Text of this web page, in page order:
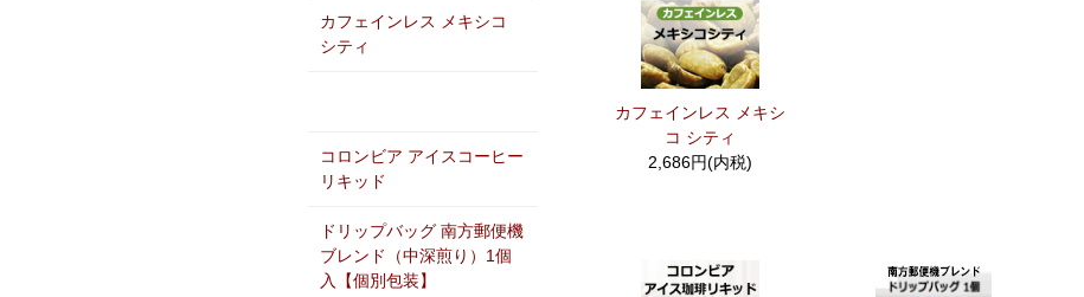
カフェインレス メキシ
コ シティ
2,686円(内税)
カフェインレス メキシコ
シティ
コロンビア アイスコーヒー
リキッド
ドリップバッグ 南方郵便機
ブレンド（中深煎り）1個
入【個別包装】